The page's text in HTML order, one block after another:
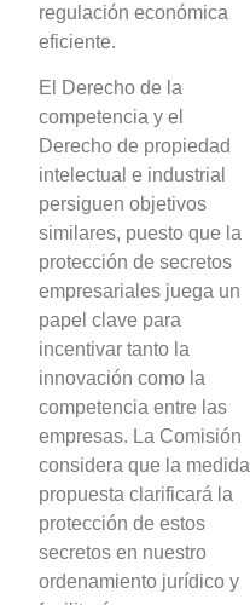
regulación económica
eficiente.
El Derecho de la
competencia y el
Derecho de propiedad
intelectual e industrial
persiguen objetivos
similares, puesto que la
protección de secretos
empresariales juega un
papel clave para
incentivar tanto la
innovación como la
competencia entre las
empresas. La Comisión
considera que la medida
propuesta clarificará la
protección de estos
secretos en nuestro
ordenamiento jurídico y